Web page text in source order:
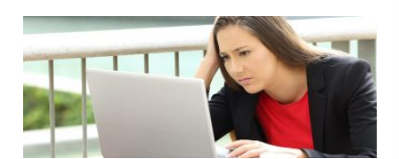
De ce NU găsești specialiști buni de social media,